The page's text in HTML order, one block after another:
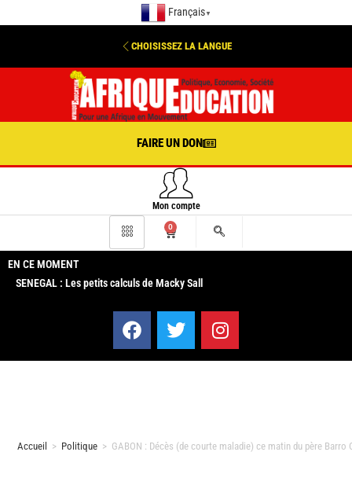
Français ▼
CHOISISSEZ LA LANGUE
FAIRE UN DON
Mon compte
0
EN CE MOMENT
SENEGAL : Les petits calculs de Macky Sall
Accueil > Politique > GABON : Décès (de courte maladie) ce matin du père